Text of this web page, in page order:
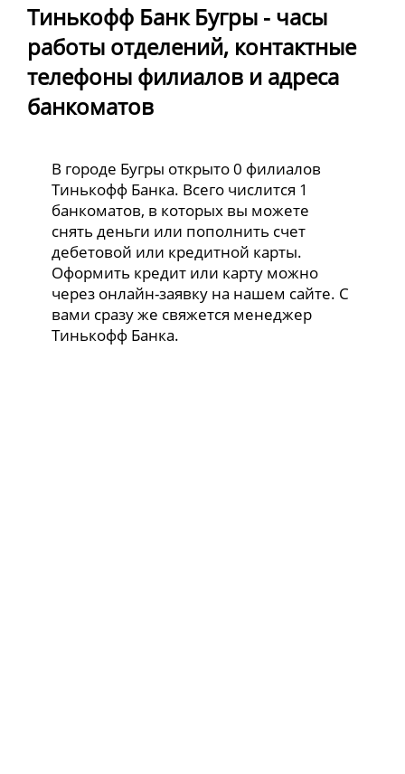
Тинькофф Банк Бугры - часы
работы отделений, контактные
телефоны филиалов и адреса
банкоматов
В городе Бугры открыто 0 филиалов
Тинькофф Банка. Всего числится 1
банкоматов, в которых вы можете
снять деньги или пополнить счет
дебетовой или кредитной карты.
Оформить кредит или карту можно
через онлайн-заявку на нашем сайте. С
вами сразу же свяжется менеджер
Тинькофф Банка.